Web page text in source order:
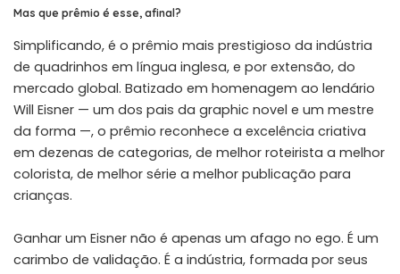
Mas que prêmio é esse, afinal?
Simplificando, é o prêmio mais prestigioso da indústria
de quadrinhos em língua inglesa, e por extensão, do
mercado global. Batizado em homenagem ao lendário
Will Eisner — um dos pais da graphic novel e um mestre
da forma —, o prêmio reconhece a excelência criativa
em dezenas de categorias, de melhor roteirista a melhor
colorista, de melhor série a melhor publicação para
crianças.
Ganhar um Eisner não é apenas um afago no ego. É um
carimbo de validação. É a indústria, formada por seus